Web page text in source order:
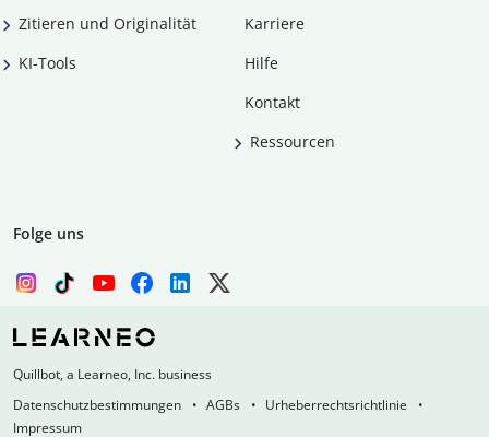
Zitieren und Originalität
KI-Tools
Karriere
Hilfe
Kontakt
Ressourcen
Folge uns
Quillbot, a Learneo, Inc. business
Datenschutzbestimmungen
AGBs
Urheberrechtsrichtlinie
Impressum